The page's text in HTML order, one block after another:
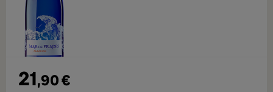
21,90€